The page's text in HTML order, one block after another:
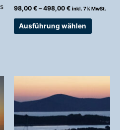
98,00 € –498,00 € inkl. 7% MwSt.
Ausführung wählen
98,00 €
bis
Produkt
mehrere